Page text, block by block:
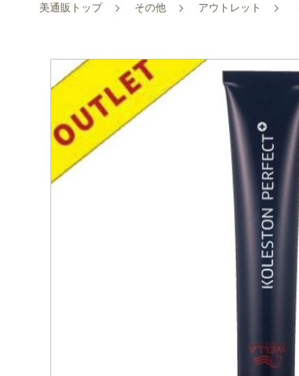
美通販トップ その他 アウトレット